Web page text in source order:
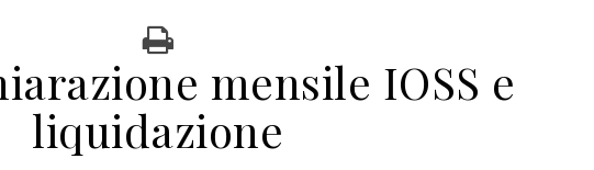
mensile IOSS e
liquidazione